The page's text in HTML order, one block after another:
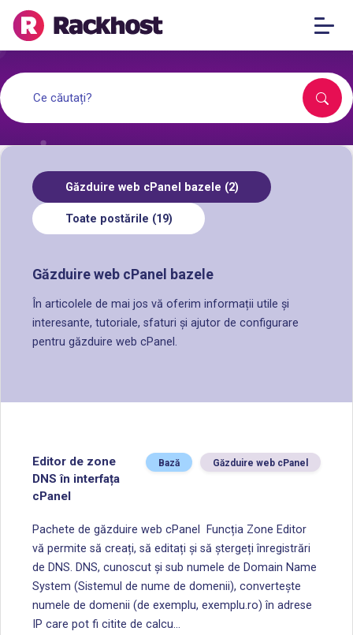
Găzduire web cPanel bazele (2)
Toate postările (19)
Găzduire web cPanel bazele
În articolele de mai jos vă oferim informații utile și
interesante, tutoriale, sfaturi și ajutor de configurare
pentru găzduire web cPanel.
Editor de zone
DNS în interfața
cPanel
Bază Găzduire web cPanel
Pachete de găzduire web cPanel Funcția Zone Editor
vă permite să creați, să editați și să ștergeți înregistrări
de DNS. DNS, cunoscut și sub numele de Domain Name
System (Sistemul de nume de domenii), convertește
numele de domenii (de exemplu, exemplu.ro) în adrese
IP care pot fi citite de calcu...